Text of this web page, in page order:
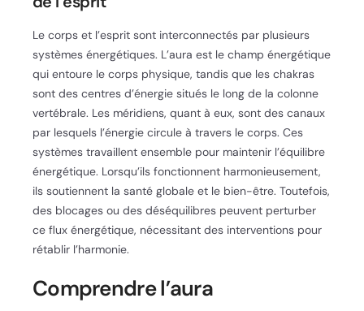
Le corps et l’esprit sont interconnectés par plusieurs
systèmes énergétiques. L’aura est le champ énergétique
qui entoure le corps physique, tandis que les chakras
sont des centres d’énergie situés le long de la colonne
vertébrale. Les méridiens, quant à eux, sont des canaux
par lesquels l’énergie circule à travers le corps. Ces
systèmes travaillent ensemble pour maintenir l’équilibre
énergétique. Lorsqu’ils fonctionnent harmonieusement,
ils soutiennent la santé globale et le bien-être. Toutefois,
des blocages ou des déséquilibres peuvent perturber
ce flux énergétique, nécessitant des interventions pour
rétablir l’harmonie.
Comprendre l’aura